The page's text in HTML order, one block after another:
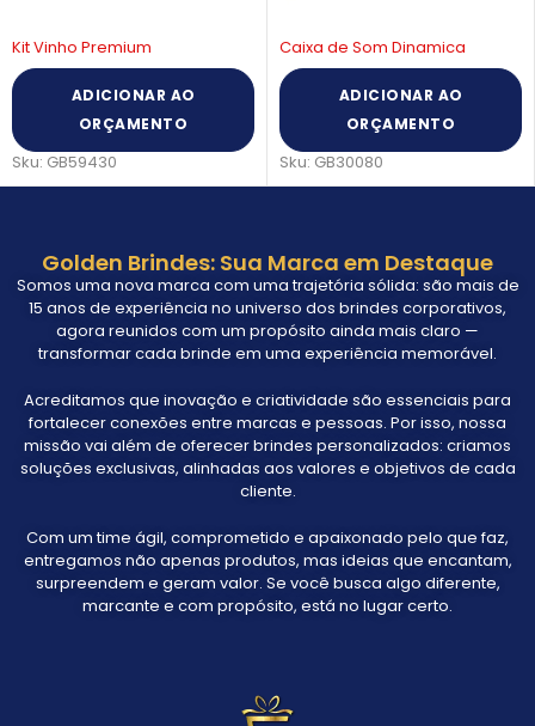
Caixa de Som Dinamica
ADICIONAR AO
ORÇAMENTO
Sku:GB30080
Kit vinho Eco Wood
ADICIONAR AO
ORÇAMENTO
Sku:
Golden Brindes: Sua Marca em Destaque
Somos uma nova marca com uma trajetória sólida: são mais de
15 anos de experiência no universo dos brindes corporativos,
agora reunidos com um propósito ainda mais claro —
transformar cada brinde em uma experiência memorável.
Acreditamos que inovação e criatividade são essenciais para
fortalecer conexões entre marcas e pessoas. Por isso, nossa
missão vai além de oferecer brindes personalizados: criamos
soluções exclusivas, alinhadas aos valores e objetivos de cada
cliente.
Com um time ágil, comprometido e apaixonado pelo que faz,
entregamos não apenas produtos, mas ideias que encantam,
surpreendem e geram valor. Se você busca algo diferente,
marcante e com propósito, está no lugar certo.